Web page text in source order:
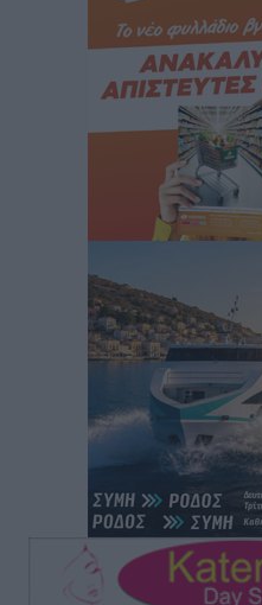
Πολιτιστικά• πριν 2 ώρες
Έκτακτη συνεδρίαση της
αύριο Παρασκευή 7
πριν 2 ώρες
ΑΕΡΑ: Δεν σταματάει να
Μητρόπουλος
Κλεάνθης: Δουλειές μετά
ατομικό για δύο
πριν 2 ώρες
Φοίβος: Εν αναμονή του
πριν 2 ώρες
Ιάλυσος Β’: Νωρίς νωρίς
προετοιμασίας